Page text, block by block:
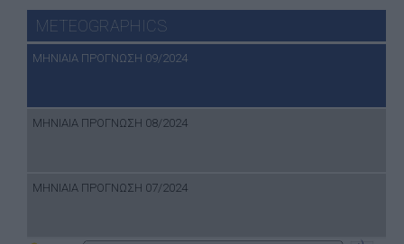
METEOGRAPHICS
ΜΗΝΙΑΙΑ ΠΡΟΓΝΩΣΗ 09/2024
ΜΗΝΙΑΙΑ ΠΡΟΓΝΩΣΗ 08/2024
ΜΗΝΙΑΙΑ ΠΡΟΓΝΩΣΗ 07/2024